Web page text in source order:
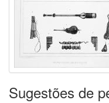
Sugestões de